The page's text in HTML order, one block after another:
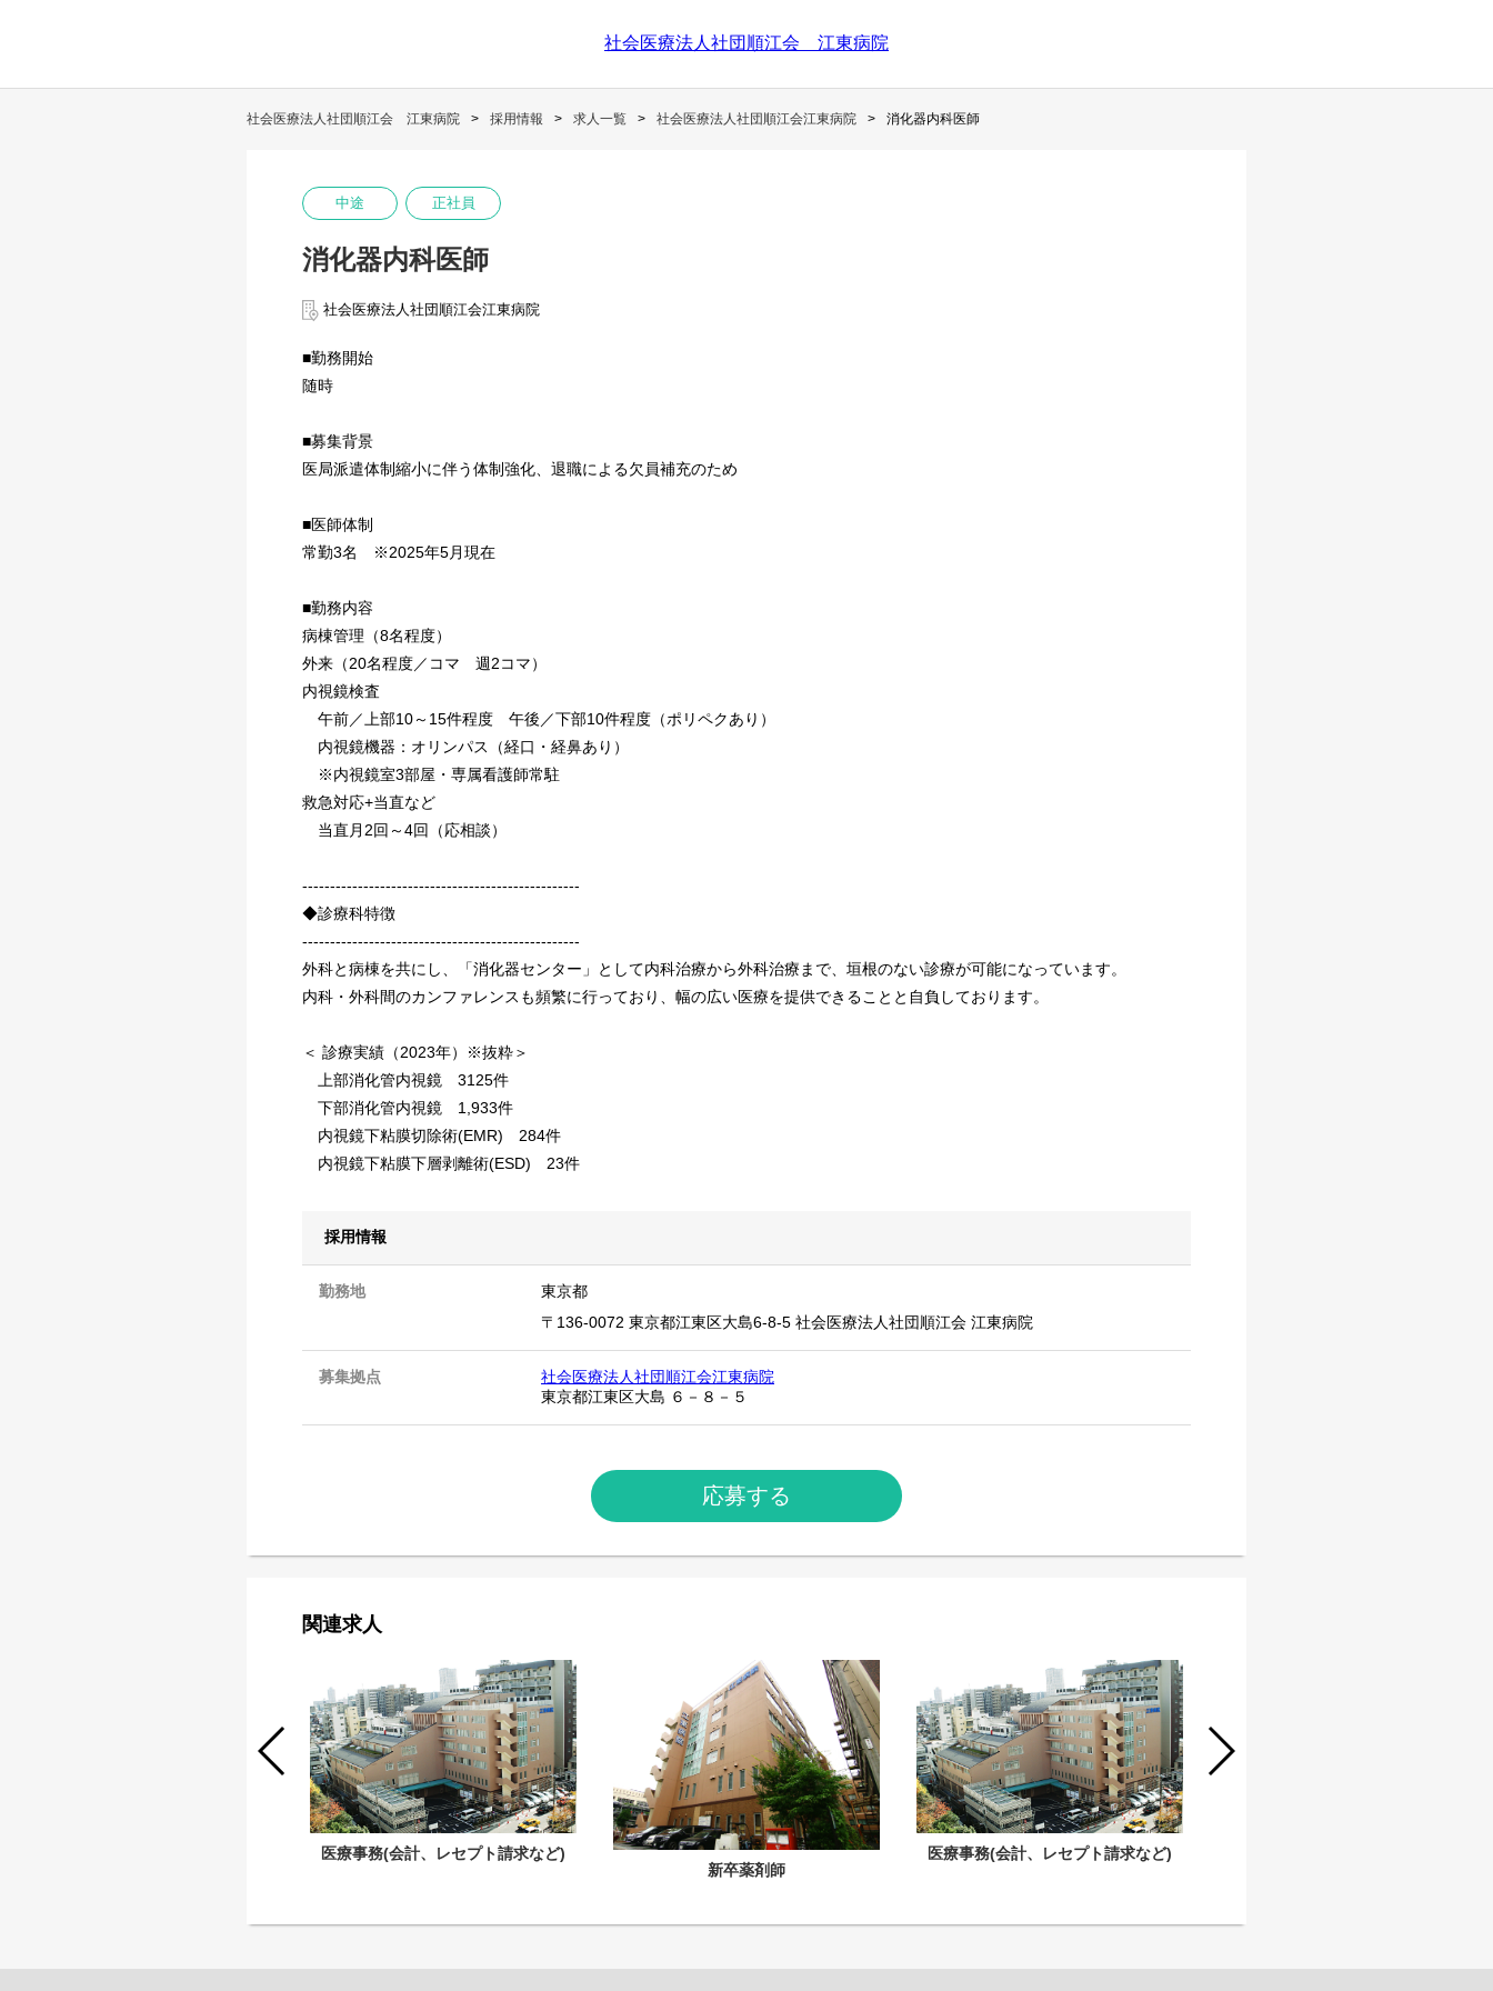
社会医療法人社団順江会 江東病院
社会医療法人社団順江会 江東病院 採用情報 求人一覧 社会医療法人社団順江会江東病院 消化器内科医師
中途 正社員
消化器内科医師
社会医療法人社団順江会江東病院
■勤務開始
随時
■募集背景
医局派遣体制縮小に伴う体制強化、退職による欠員補充のため
■医師体制
常勤3名 ※2025年5月現在
■勤務内容
病棟管理（8名程度）
外来（20名程度／コマ 週2コマ）
内視鏡検査
午前／上部10～15件程度 午後／下部10件程度（ポリペクあり）
内視鏡機器：オリンパス（経口・経鼻あり）
※内視鏡室3部屋・専属看護師常駐
救急対応+当直など
当直月2回～4回（応相談）
--------------------------------------------------
◆診療科特徴
--------------------------------------------------
外科と病棟を共にし、「消化器センター」として内科治療から外科治療まで、垣根のない診療が可能になっています。
内科・外科間のカンファレンスも頻繁に行っており、幅の広い医療を提供できることと自負しております。
＜ 診療実績（2023年）※抜粋＞
上部消化管内視鏡 3125件
下部消化管内視鏡 1,933件
内視鏡下粘膜切除術(EMR) 284件
内視鏡下粘膜下層剥離術(ESD) 23件
採用情報
勤務地
東京都
〒136-0072 東京都江東区大島6-8-5 社会医療法人社団順江会 江東病院
募集拠点
社会医療法人社団順江会江東病院
東京都江東区大島 ６－８－５
応募する
関連求人
医療事務(会計、レセプト請求など)
新卒薬剤師
医療事務(会計、レセプト請求など)